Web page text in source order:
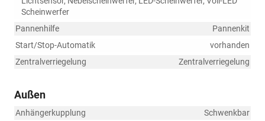
Scheinwerfer
Pannenhilfe
Pannenkit
Start/Stop-Automatik
vorhanden
Zentralverriegelung
Zentralverriegelung
Außen
Anhängerkupplung
Schwenkbar